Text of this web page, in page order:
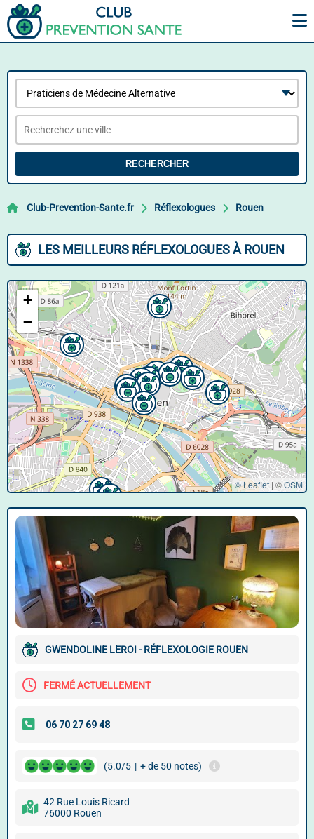
RECHERCHER
Club-Prevention-Sante.fr Réflexologues Rouen
LES MEILLEURS RÉFLEXOLOGUES À ROUEN
+
−
© Leaflet | ©OSM
GWENDOLINE LEROI - RÉFLEXOLOGIE ROUEN
FERMÉ ACTUELLEMENT
(5.0/5 | + de 50 notes)
42 Rue Louis Ricard
76000 Rouen